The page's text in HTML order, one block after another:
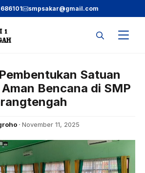
smpsakar@gmail.com
Satuan
Bencana di SMP
November 11, 2025